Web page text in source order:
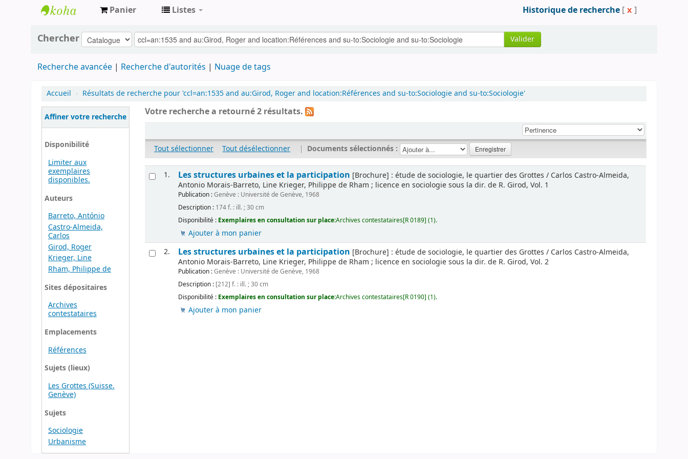
Archives
contestataires
Panier Listes Historique de recherche [ x ]
Chercher Valider
Recherche avancée Recherche d'autorités Nuage de tags
Accueil › Résultats de recherche pour 'ccl=an:1535 and au:Girod, Roger and location:Références and su-to:Sociologie and su-to:Sociologie'
Affiner votre recherche
Disponibilité
Limiter aux
exemplaires
disponibles.
Auteurs
Barreto, António
Castro-Almeida,
Carlos
Girod, Roger
Krieger, Line
Rham, Philippe de
Sites dépositaires
Archives
contestataires
Emplacements
Références
Sujets (lieux)
Les Grottes (Suisse.
Genève)
Sujets
Sociologie
Urbanisme
Votre recherche a retourné 2 résultats.
Tout sélectionner Tout désélectionner | Documents sélectionnés :
1. Les structures urbaines et la participation [Brochure] : étude de sociologie, le quartier des Grottes / Carlos Castro-Almeida,
Antonio Morais-Barreto, Line Krieger, Philippe de Rham ; licence en sociologie sous la dir. de R. Girod, Vol. 1
Publication :Genève : Université de Genève, 1968
Description : 174 f. : ill. ; 30 cm
Disponibilité : Exemplaires en consultation sur place:Archives contestataires[R 0189] (1).
Ajouter à mon panier
2.
Les structures urbaines et la participation [Brochure] : étude de sociologie, le quartier des Grottes / Carlos Castro-Almeida,
Antonio Morais-Barreto, Line Krieger, Philippe de Rham ; licence en sociologie sous la dir. de R. Girod, Vol. 2
Publication :Genève : Université de Genève, 1968
Description : [212] f. : ill. ; 30 cm
Disponibilité : Exemplaires en consultation sur place:Archives contestataires[R 0190] (1).
Ajouter à mon panier